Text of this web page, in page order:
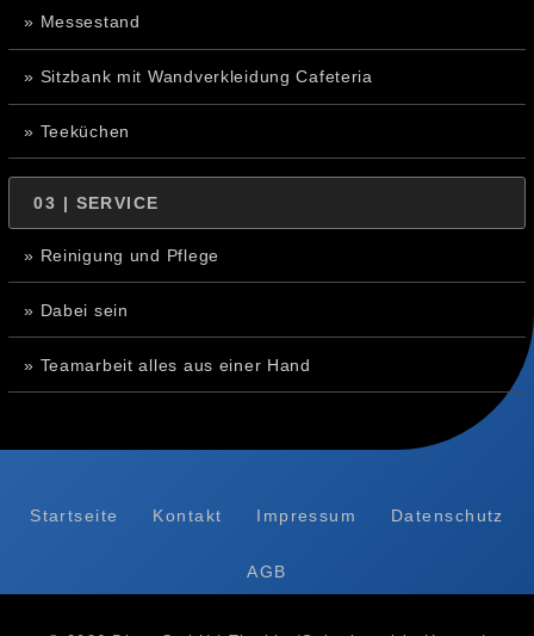
» Messestand
» Sitzbank mit Wandverkleidung Cafeteria
» Teeküchen
03 | SERVICE
» Reinigung und Pflege
» Dabei sein
» Teamarbeit alles aus einer Hand
Startseite Kontakt Impressum Datenschutz
AGB